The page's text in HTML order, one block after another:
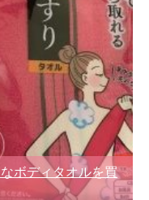
ボディタオルを買